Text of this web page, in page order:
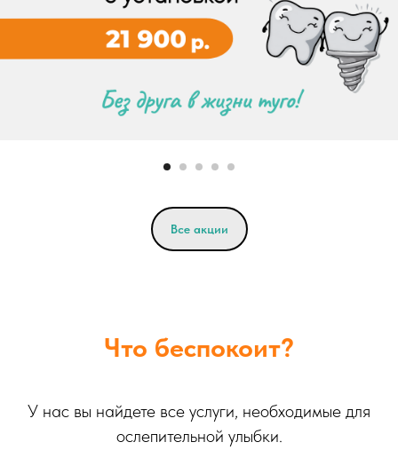
Все акции
Что беспокоит?
У нас вы найдете все услуги, необходимые для
ослепительной улыбки.